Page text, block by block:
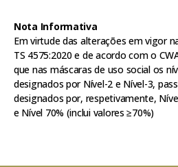
Nota Informativa
Em virtude das alterações em vigor
TS 4575:2020 e de acordo com o
que nas máscaras de uso social os
designados por Nível-2 e Nível-3,
designados por, respetivamente,
e Nível 70% (inclui valores ≥70%)